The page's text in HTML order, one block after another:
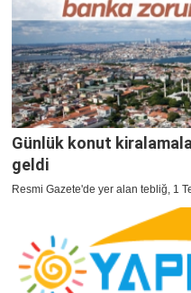
Günlük konut
geldi
Resmi Gazete'de yer alan tebliğ, 1